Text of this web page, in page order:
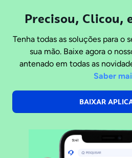
Precisou, Clicou,
Tenha todas as soluções para o
sua mão. Baixe agora o
antenado em todas as
Saber
BAIXAR